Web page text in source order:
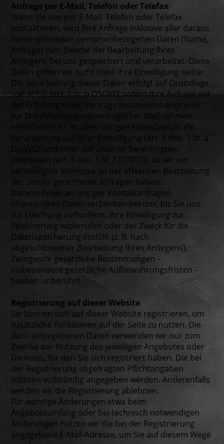
Anfrage per E-Mail, Telefon oder Telefax
Wenn Sie uns per E-Mail, Telefon oder Telefax
kontaktieren, wird Ihre Anfrage inklusive aller daraus
hervorgehenden personenbezogenen Daten (Name,
Anfrage) zum Zwecke der Bearbeitung Ihres
Anliegens bei uns gespeichert und verarbeitet. Diese
Daten geben wir nicht ohne Ihre Einwilligung weiter.
Die Verarbeitung dieser Daten erfolgt auf Grundlage
von Art. 6 Abs. 1 lit. b DSGVO, sofern Ihre Anfrage mit
der Erfüllung eines Vertrags zusammenhängt oder
zur Durchführung vorvertraglicher Maßnahmen
erforderlich ist. In allen übrigen Fällen beruht die
Verarbeitung auf Ihrer Einwilligung (Art. 6 Abs. 1 lit. a
DSGVO) und/oder auf unseren berechtigten
Interessen (Art. 6 Abs. 1 lit. f DSGVO), da wir ein
berechtigtes Interesse an der effektiven Bearbeitung
der an uns gerichteten Anfragen haben.
Die von Ihnen an uns per Kontaktanfragen
übersandten Daten verbleiben bei uns, bis Sie uns
zur Löschung auffordern, Ihre Einwilligung zur
Speicherung widerrufen oder der Zweck für die
Datenspeicherung entfällt (z. B. nach
abgeschlossener Bearbeitung Ihres Anliegens).
Zwingende gesetzliche Bestimmungen –
insbesondere gesetzliche Aufbewahrungsfristen –
bleiben unberührt.
Registrierung auf dieser Website
Sie können sich auf dieser Website registrieren, um
zusätzliche Funktionen auf der Seite zu nutzen. Die
dazu eingegebenen Daten verwenden wir nur zum
Zwecke der Nutzung des jeweiligen Angebotes oder
Dienstes, für den Sie sich registriert haben. Die bei
der Registrierung abgefragten Pflichtangaben
müssen vollständig angegeben werden. Anderenfalls
werden wir die Registrierung ablehnen.
Für wichtige Änderungen etwa beim
Angebotsumfang oder bei technisch notwendigen
Änderungen nutzen wir die bei der Registrierung
angegebene E-Mail-Adresse, um Sie auf diesem Wege